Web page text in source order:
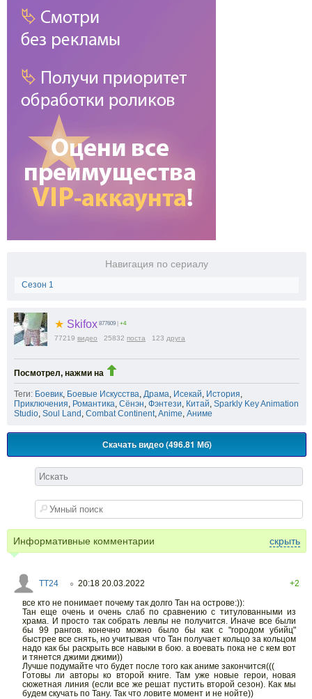
Навигация по сериалу
Сезон 1
★ Skifox 877609 | +4
77219 видео 25832 поста 123 друга
Посмотрел, нажми на
Теги: Боевик Боевые Искусства Драма Исекай История
Приключения Романтика Сёнэн Фэнтези Китай Sparkly Key Animation
Studio Soul Land Combat Continent Anime Аниме
Скачать видео (496.81 Мб)
Информативные комментарии скрыть
TT24 ○ 20:18 20.03.2022
+2
все кто не понимает почему так долго Тан на острове:)):
Тан еще очень и очень слаб по сравнению с титулованными из
храма. И просто так собрать левлы не получится. Иначе все были
бы 99 рангов. конечно можно было бы как с "городом убийц"
быстрее все снять, но учитывая что Тан получает кольцо за кольцом
надо как бы раскрыть все навыки в бою. а воевать пока не с кем вот
и тянется джими джими))
Лучше подумайте что будет после того как аниме закончится(((
Готовы ли авторы ко второй книге. Там уже новые герои, новая
сюжетная линия (если все же решат пустить второй сезон). Как мы
будем скучать по Тану. Так что ловите момент и не нойте))